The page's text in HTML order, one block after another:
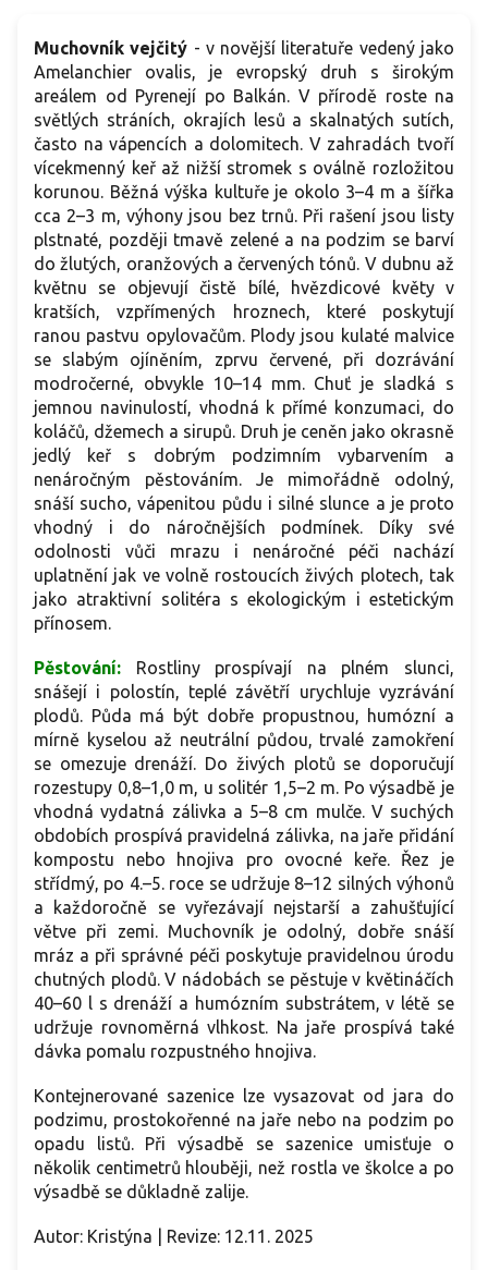
Muchovník vejčitý - v novější literatuře vedený jako
Amelanchier ovalis, je evropský druh s širokým
areálem od Pyrenejí po Balkán. V přírodě roste na
světlých stráních, okrajích lesů a skalnatých sutích,
často na vápencích a dolomitech. V zahradách tvoří
vícekmenný keř až nižší stromek s oválně rozložitou
korunou. Běžná výška kultuře je okolo 3–4 m a šířka
cca 2–3 m, výhony jsou bez trnů. Při rašení jsou listy
plstnaté, později tmavě zelené a na podzim se barví
do žlutých, oranžových a červených tónů. V dubnu až
květnu se objevují čistě bílé, hvězdicové květy v
kratších, vzpřímených hroznech, které poskytují
ranou pastvu opylovačům. Plody jsou kulaté malvice
se slabým ojíněním, zprvu červené, při dozrávání
modročerné, obvykle 10–14 mm. Chuť je sladká s
jemnou navinulostí, vhodná k přímé konzumaci, do
koláčů, džemech a sirupů. Druh je ceněn jako okrasně
jedlý keř s dobrým podzimním vybarvením a
nenáročným pěstováním. Je mimořádně odolný,
snáší sucho, vápenitou půdu i silné slunce a je proto
vhodný i do náročnějších podmínek. Díky své
odolnosti vůči mrazu i nenáročné péči nachází
uplatnění jak ve volně rostoucích živých plotech, tak
jako atraktivní solitéra s ekologickým i estetickým
přínosem.
Pěstování: Rostliny prospívají na plném slunci,
snášejí i polostín, teplé závětří urychluje vyzrávání
plodů. Půda má být dobře propustnou, humózní a
mírně kyselou až neutrální půdou, trvalé zamokření
se omezuje drenáží. Do živých plotů se doporučují
rozestupy 0,8–1,0 m, u solitér 1,5–2 m. Po výsadbě je
vhodná vydatná zálivka a 5–8 cm mulče. V suchých
obdobích prospívá pravidelná zálivka, na jaře přidání
kompostu nebo hnojiva pro ovocné keře. Řez je
střídmý, po 4.–5. roce se udržuje 8–12 silných výhonů
a každoročně se vyřezávají nejstarší a zahušťující
větve při zemi. Muchovník je odolný, dobře snáší
mráz a při správné péči poskytuje pravidelnou úrodu
chutných plodů. V nádobách se pěstuje v květináčích
40–60 l s drenáží a humózním substrátem, v létě se
udržuje rovnoměrná vlhkost. Na jaře prospívá také
dávka pomalu rozpustného hnojiva.
Kontejnerované sazenice lze vysazovat od jara do
podzimu, prostokořenné na jaře nebo na podzim po
opadu listů. Při výsadbě se sazenice umisťuje o
několik centimetrů hlouběji, než rostla ve školce a po
výsadbě se důkladně zalije.
Autor: Kristýna | Revize: 12.11. 2025